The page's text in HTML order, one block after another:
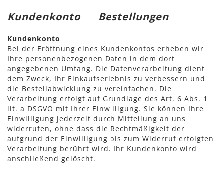
Kundenkonto Bestellungen
Kundenkonto
Bei der Eröffnung eines Kundenkontos erheben wir
Ihre personenbezogenen Daten in dem dort
angegebenen Umfang. Die Datenverarbeitung dient
dem Zweck, Ihr Einkaufserlebnis zu verbessern und
die Bestellabwicklung zu vereinfachen. Die
Verarbeitung erfolgt auf Grundlage des Art. 6 Abs. 1
lit. a DSGVO mit Ihrer Einwilligung. Sie können Ihre
Einwilligung jederzeit durch Mitteilung an uns
widerrufen, ohne dass die Rechtmäßigkeit der
aufgrund der Einwilligung bis zum Widerruf erfolgten
Verarbeitung berührt wird. Ihr Kundenkonto wird
anschließend gelöscht.